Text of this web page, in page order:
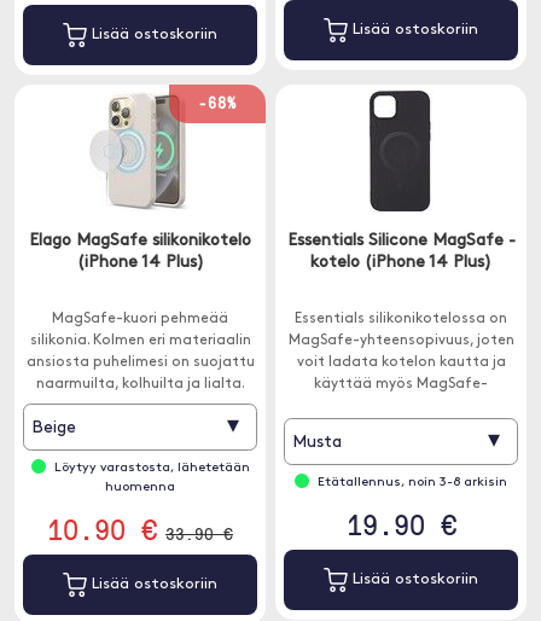
Lisää ostoskoriin Lisää ostoskoriin
-68%
Elago MagSafe silikonikotelo
(iPhone 14 Plus)
MagSafe-kuori pehmeää
silikonia. Kolmen eri materiaalin
ansiosta puhelimesi on suojattu
naarmuilta, kolhuilta ja lialta.
Beige ▾
Löytyy varastosta, lähetetään
huomenna
10.90 € 33.90 €
Lisää ostoskoriin
Essentials Silicone MagSafe -
kotelo (iPhone 14 Plus)
Essentials silikonikotelossa on
MagSafe-yhteensopivuus, joten
voit ladata kotelon kautta ja
käyttää myös MagSafe-
Musta ▾
Etätallennus, noin 3-8 arkisin
19.90 €
Lisää ostoskoriin